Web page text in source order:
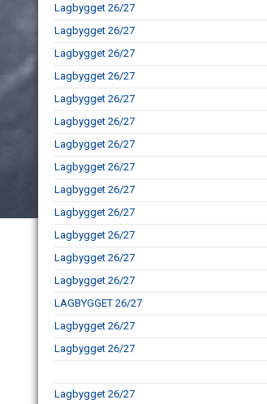
Lagbygget 26/27
Lagbygget 26/27
Lagbygget 26/27
Lagbygget 26/27
Lagbygget 26/27
Lagbygget 26/27
Lagbygget 26/27
Lagbygget 26/27
Lagbygget 26/27
Lagbygget 26/27
Lagbygget 26/27
Lagbygget 26/27
Lagbygget 26/27
LAGBYGGET 26/27
Lagbygget 26/27
Lagbygget 26/27
Lagbygget 26/27